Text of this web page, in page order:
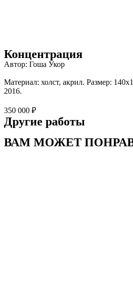
Концентрация
Автор: Гоша Укор
Материал: холст, акрил. Размер:
2016.
350 000 ₽
Другие работы
ВАМ МОЖЕТ